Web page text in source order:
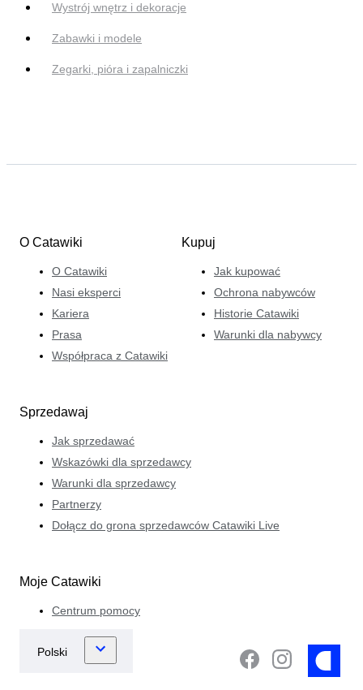
Wystrój wnętrz i dekoracje
Zabawki i modele
Zegarki, pióra i zapalniczki
O Catawiki
O Catawiki
Nasi eksperci
Kariera
Prasa
Współpraca z Catawiki
Kupuj
Jak kupować
Ochrona nabywców
Historie Catawiki
Warunki dla nabywcy
Sprzedawaj
Jak sprzedawać
Wskazówki dla sprzedawcy
Warunki dla sprzedawcy
Partnerzy
Dołącz do grona sprzedawców Catawiki Live
Moje Catawiki
Centrum pomocy